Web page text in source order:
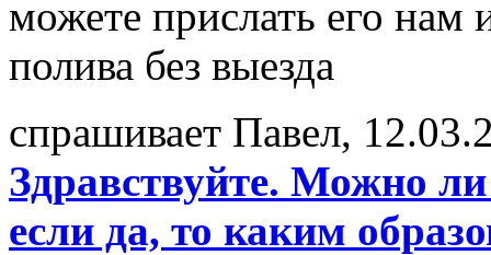
можете прислать его
полива без выезда
спрашивает Павел,
Здравствуйте. Можно
если да, то каким